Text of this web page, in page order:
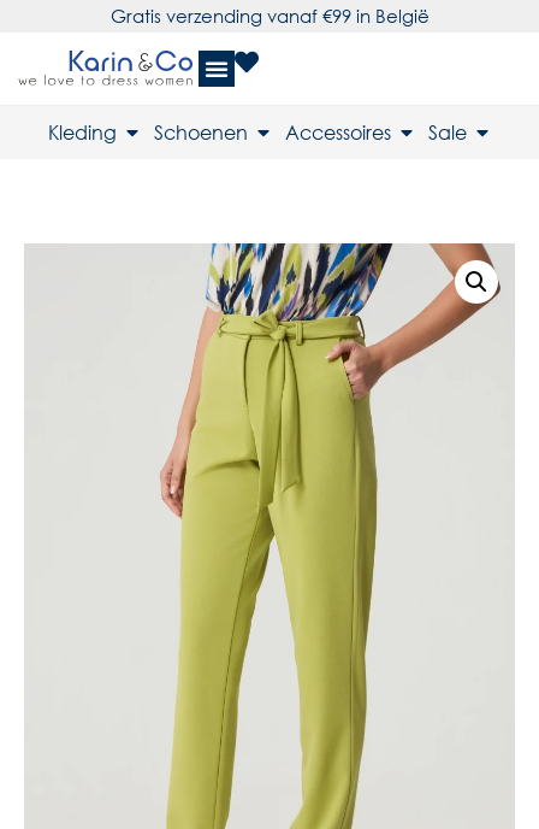
Gratis verzending vanaf €99 in België
Kleding Schoenen Accessoires Sale